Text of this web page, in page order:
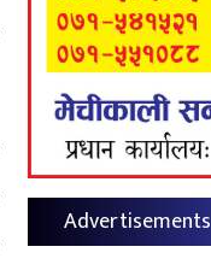
Advertisements